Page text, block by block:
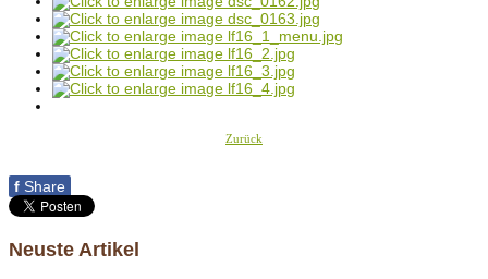
Zurück
f Share
Neuste Artikel